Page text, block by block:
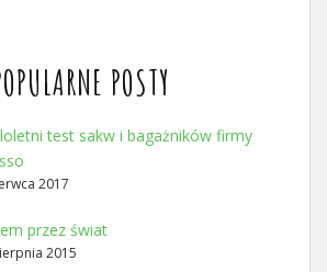
POSTY
test sakw i bagażników firmy
2017
przez świat
2015